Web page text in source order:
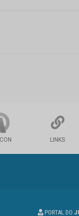
LINKS
PORTAL DO